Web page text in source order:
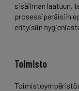
sisäilman laatuun,
prosessiperäisiin
erityisiin
Toimisto